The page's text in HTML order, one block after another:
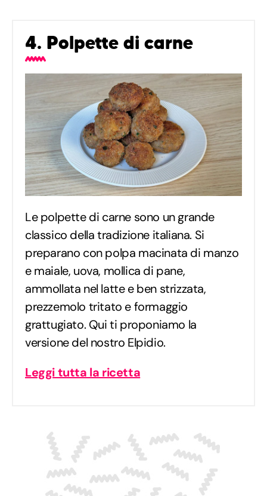
4. Polpette di carne
Le polpette di carne sono un grande
classico della tradizione italiana. Si
preparano con polpa macinata di manzo
e maiale, uova, mollica di pane,
ammollata nel latte e ben strizzata,
prezzemolo tritato e formaggio
grattugiato. Qui ti proponiamo la
versione del nostro Elpidio.
Leggi tutta la ricetta